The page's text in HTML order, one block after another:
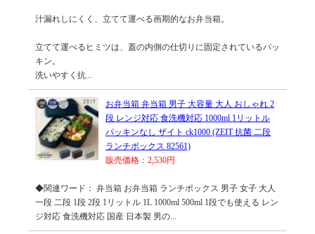
汁漏れしにくく、立てて運べる画期的なお弁当箱。
立てて運べるヒミツは、蓋の内側の仕切りに固定されているパッ
キン。
洗いやすく抗...
お弁当箱 弁当箱 男子 大容量 大人 おしゃれ 2
段 レンジ対応 食洗機対応 1000ml 1リットル
パッキンなし ザイト ck1000 (ZEIT 抗菌 二段
ランチボックス 82561)
販売価格：2,530円
◆関連ワード： 弁当箱 お弁当箱 ランチボックス 男子 女子 大人
一段 二段 1段 2段 1リットル 1L 1000ml 500ml 1段でも使える レン
ジ対応 食洗機対応 国産 日本製 男の...